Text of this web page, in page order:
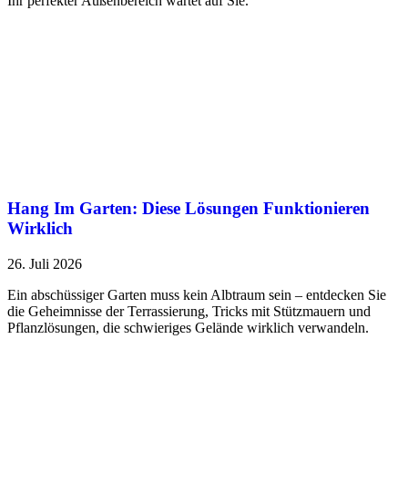
Hang Im Garten: Diese Lösungen Funktionieren
Wirklich
26. Juli 2026
Ein abschüssiger Garten muss kein Albtraum sein – entdecken Sie
die Geheimnisse der Terrassierung, Tricks mit Stützmauern und
Pflanzlösungen, die schwieriges Gelände wirklich verwandeln.